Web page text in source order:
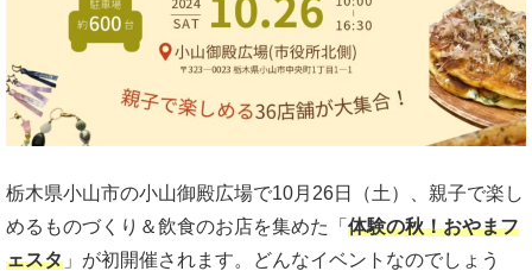
栃木県小山市の小山御殿広場で10月26日（土）、親子で楽し
めるものづくり＆飲食のお店を集めた「 体験の秋！おやまフ
ェスタ 」が初開催されます。どんなイベントなのでしょう